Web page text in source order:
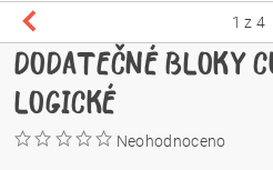
1 z 4
DODATEČNÉ BLOKY
LOGICKÉ
Neohodnoceno